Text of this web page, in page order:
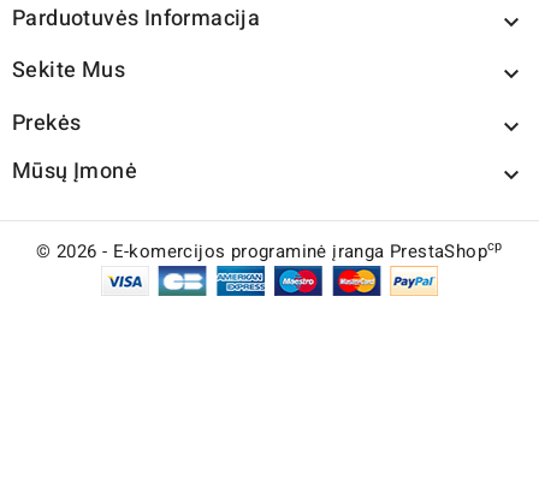
Parduotuvės Informacija 
Sekite Mus 
Prekės 
Mūsų Įmonė 
© 2026 - E-komercijos programinė įranga PrestaShopcp